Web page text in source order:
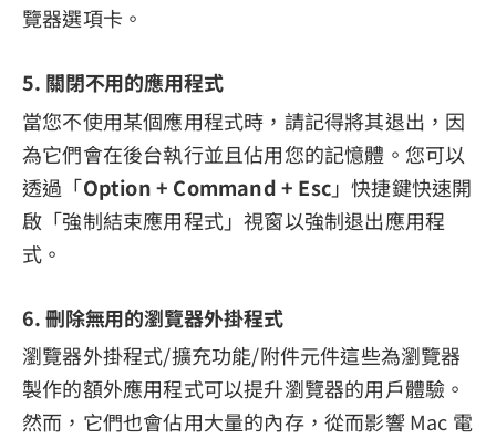
覽器選項卡。
5. 關閉不用的應用程式
當您不使用某個應用程式時，請記得將其退出，因
為它們會在後台執行並且佔用您的記憶體。您可以
透過「Option + Command + Esc」快捷鍵快速開
啟「強制結束應用程式」視窗以強制退出應用程
式。
6. 刪除無用的瀏覽器外掛程式
瀏覽器外掛程式/擴充功能/附件元件這些為瀏覽器
製作的額外應用程式可以提升瀏覽器的用戶體驗。
然而，它們也會佔用大量的內存，從而影響 Mac 電